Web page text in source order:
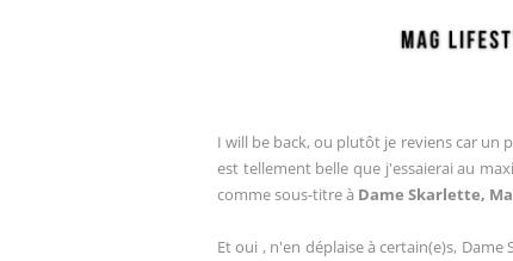
I will be back, ou plutôt je reviens car un
est tellement belle que j'essaierai au
comme sous-titre à Dame Skarlette,
Et oui , n'en déplaise à certain(e)s,